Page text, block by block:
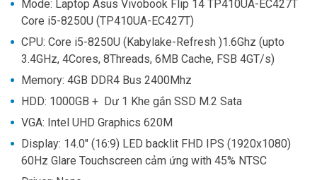
Mode: Laptop Asus Vivobook Flip 14 TP410UA-EC427T
Core i5-8250U (TP410UA-EC427T)
CPU: Core i5-8250U (Kabylake-Refresh )1.6Ghz (upto
3.4GHz, 4Cores, 8Threads, 6MB Cache, FSB 4GT/s)
Memory: 4GB DDR4 Bus 2400Mhz
HDD: 1000GB + Dư 1 Khe gắn SSD M.2 Sata
VGA: Intel UHD Graphics 620M
Display: 14.0" (16:9) LED backlit FHD IPS (1920x1080)
60Hz Glare Touchscreen cảm ứng with 45% NTSC